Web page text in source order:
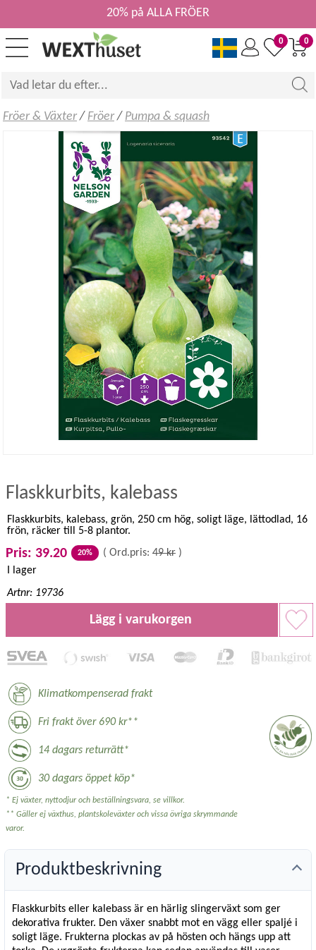
0
0
20% på ALLA FRÖER
Fröer & Växter/ Fröer/ Pumpa & squash
Flaskkurbits, kalebass
Flaskkurbits, kalebass, grön, 250 cm hög, soligt läge, lättodlad, 16
frön, räcker till 5-8 plantor.
Pris: 39.20 20% ( Ord.pris: 49 kr )
I lager
Artnr: 19736
Lägg i varukorgen
Klimatkompenserad frakt
Fri frakt över 690 kr**
14 dagars returrätt*
30 dagars öppet köp*
* Ej växter, nyttodjur och beställningsvara, se villkor.
** Gäller ej växthus, plantskoleväxter och vissa övriga skrymmande
varor.
Produktbeskrivning
Flaskkurbits eller kalebass är en härlig slingerväxt som ger
dekorativa frukter. Den växer snabbt mot en vägg eller spaljé i
soligt läge. Frukterna plockas av på hösten och hängs upp att